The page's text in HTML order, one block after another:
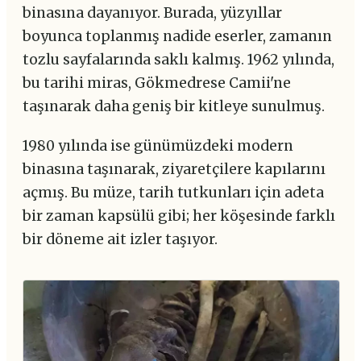
binasına dayanıyor. Burada, yüzyıllar
boyunca toplanmış nadide eserler, zamanın
tozlu sayfalarında saklı kalmış. 1962 yılında,
bu tarihi miras, Gökmedrese Camii'ne
taşınarak daha geniş bir kitleye sunulmuş.
1980 yılında ise günümüzdeki modern
binasına taşınarak, ziyaretçilere kapılarını
açmış. Bu müze, tarih tutkunları için adeta
bir zaman kapsülü gibi; her köşesinde farklı
bir döneme ait izler taşıyor.